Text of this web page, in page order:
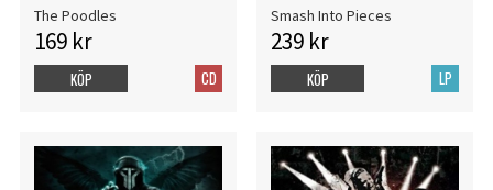
The Poodles
169 kr
CD
KÖP
Smash Into Pieces
239 kr
LP
KÖP